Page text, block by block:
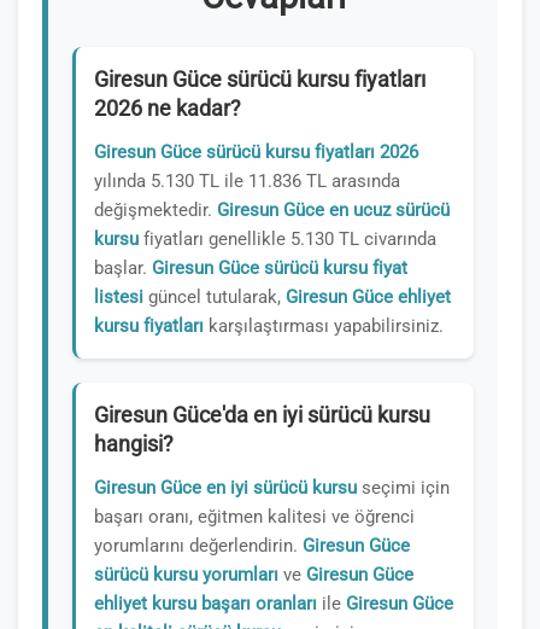
Giresun Güce sürücü kursu fiyatları
2026 ne kadar?
Giresun Güce sürücü kursu fiyatları 2026
yılında 5.130 TL ile 11.836 TL arasında
değişmektedir. Giresun Güce en ucuz sürücü
kursu fiyatları genellikle 5.130 TL civarında
başlar. Giresun Güce sürücü kursu fiyat
listesi güncel tutularak, Giresun Güce ehliyet
kursu fiyatları karşılaştırması yapabilirsiniz.
Giresun Güce'da en iyi sürücü kursu
hangisi?
Giresun Güce en iyi sürücü kursu seçimi için
başarı oranı, eğitmen kalitesi ve öğrenci
yorumlarını değerlendirin. Giresun Güce
sürücü kursu yorumları ve Giresun Güce
ehliyet kursu başarı oranları ile Giresun Güce